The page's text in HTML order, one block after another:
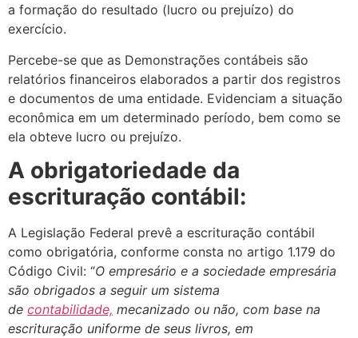
a formação do resultado (lucro ou prejuízo) do
exercício.
Percebe-se que as Demonstrações contábeis são
relatórios financeiros elaborados a partir dos registros
e documentos de uma entidade. Evidenciam a situação
econômica em um determinado período, bem como se
ela obteve lucro ou prejuízo.
A obrigatoriedade da
escrituração contábil:
A Legislação Federal prevê a escrituração contábil
como obrigatória, conforme consta no artigo 1.179 do
Código Civil: “O empresário e a sociedade empresária
são obrigados a seguir um sistema
de contabilidade, mecanizado ou não, com base na
escrituração uniforme de seus livros, em